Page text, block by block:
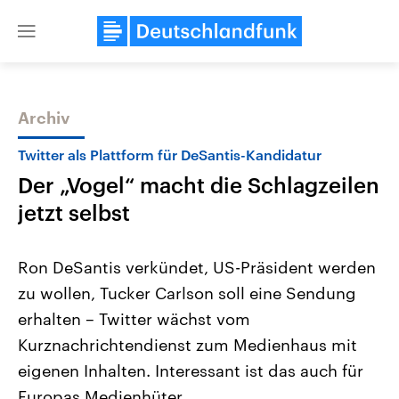
Close
Themen
Landtagswahl Sachsen-Anhalt
2026
Alle Informationen
Sachsen-Anhalt wählt am 6.
September 2026 einen neuen
Landtag. Seit 2021 wird das
Bundesland von einer Koalition aus
Aktuelle Beiträge,
Hintergründe
Wirtschaftlich und
gehören die Vereinigten
den mächtigsten Ländern
Archiv
Twitter als Plattform für DeSantis-Kandidatur
Der „Vogel“ macht die Schlagzeilen
jetzt selbst
Ron DeSantis verkündet, US-Präsident werden
zu wollen, Tucker Carlson soll eine Sendung
erhalten – Twitter wächst vom
Kurznachrichtendienst zum Medienhaus mit
eigenen Inhalten. Interessant ist das auch für